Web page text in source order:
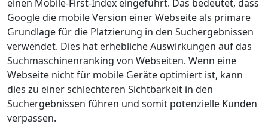
einen Mobile-First-Index eingeführt. Das bedeutet, dass
Google die mobile Version einer Webseite als primäre
Grundlage für die Platzierung in den Suchergebnissen
verwendet. Dies hat erhebliche Auswirkungen auf das
Suchmaschinenranking von Webseiten. Wenn eine
Webseite nicht für mobile Geräte optimiert ist, kann
dies zu einer schlechteren Sichtbarkeit in den
Suchergebnissen führen und somit potenzielle Kunden
verpassen.